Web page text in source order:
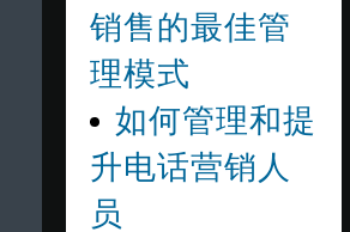
销售的最佳管
理模式
如何管理和提
升电话营销人
员